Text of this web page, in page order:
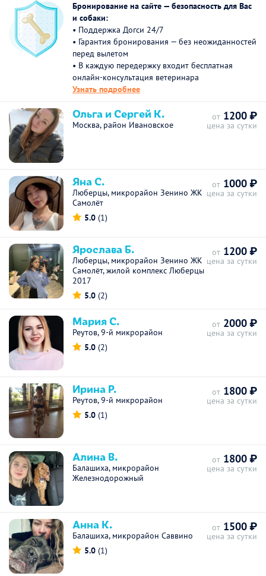
Бронирование на сайте — безопасность для Вас
и собаки:
• Поддержка Догси 24/7
• Гарантия бронирования — без неожиданностей
перед вылетом
• В каждую передержку входит бесплатная
онлайн-консультация ветеринара
Узнать подробнее
Ольга и Сергей К.
Москва, район Ивановское
от 1200 ₽
цена за сутки
Яна С.
Люберцы, микрорайон Зенино ЖК
Самолёт
5.0 (1)
от 1000 ₽
цена за сутки
Ярослава Б.
Люберцы, микрорайон Зенино ЖК
Самолёт, жилой комплекс Люберцы
2017
5.0 (2)
от 1200 ₽
цена за сутки
Мария С.
Реутов, 9-й микрорайон
5.0 (2)
от 2000 ₽
цена за сутки
Ирина Р.
Реутов, 9-й микрорайон
5.0 (1)
от 1800 ₽
цена за сутки
Алина В.
Балашиха, микрорайон
Железнодорожный
от 1800 ₽
цена за сутки
Анна К.
Балашиха, микрорайон Саввино
5.0 (1)
от 1500 ₽
цена за сутки